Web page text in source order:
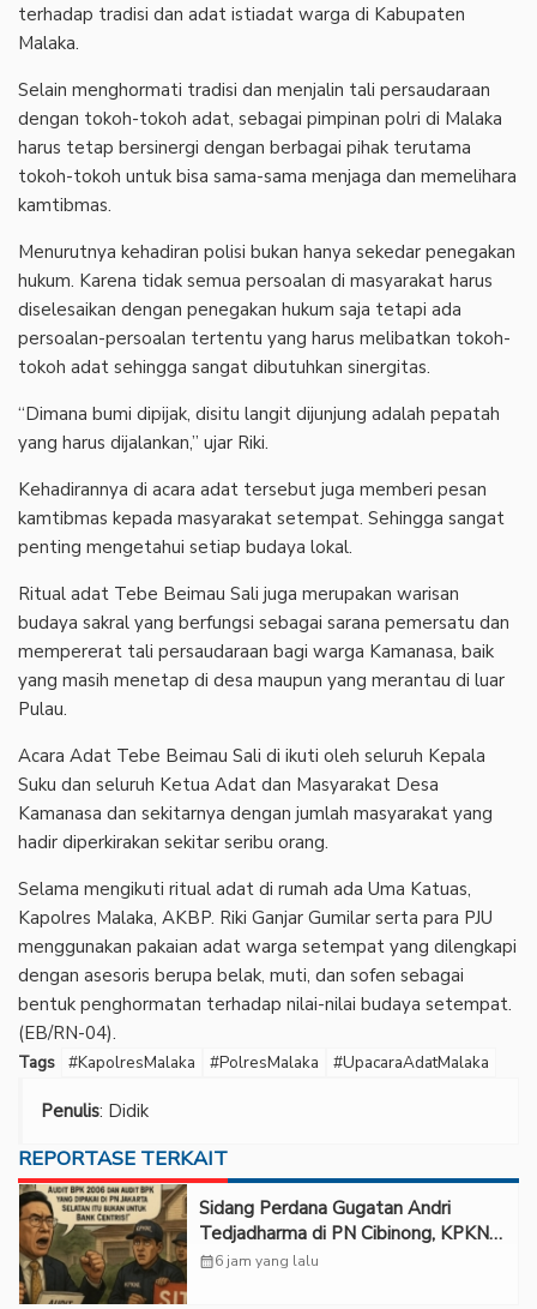
terhadap tradisi dan adat istiadat warga di Kabupaten
Malaka.
Selain menghormati tradisi dan menjalin tali persaudaraan
dengan tokoh-tokoh adat, sebagai pimpinan polri di Malaka
harus tetap bersinergi dengan berbagai pihak terutama
tokoh-tokoh untuk bisa sama-sama menjaga dan memelihara
kamtibmas.
Menurutnya kehadiran polisi bukan hanya sekedar penegakan
hukum. Karena tidak semua persoalan di masyarakat harus
diselesaikan dengan penegakan hukum saja tetapi ada
persoalan-persoalan tertentu yang harus melibatkan tokoh-
tokoh adat sehingga sangat dibutuhkan sinergitas.
“Dimana bumi dipijak, disitu langit dijunjung adalah pepatah
yang harus dijalankan,” ujar Riki.
Kehadirannya di acara adat tersebut juga memberi pesan
kamtibmas kepada masyarakat setempat. Sehingga sangat
penting mengetahui setiap budaya lokal.
Ritual adat Tebe Beimau Sali juga merupakan warisan
budaya sakral yang berfungsi sebagai sarana pemersatu dan
mempererat tali persaudaraan bagi warga Kamanasa, baik
yang masih menetap di desa maupun yang merantau di luar
Pulau.
Acara Adat Tebe Beimau Sali di ikuti oleh seluruh Kepala
Suku dan seluruh Ketua Adat dan Masyarakat Desa
Kamanasa dan sekitarnya dengan jumlah masyarakat yang
hadir diperkirakan sekitar seribu orang.
Selama mengikuti ritual adat di rumah ada Uma Katuas,
Kapolres Malaka, AKBP. Riki Ganjar Gumilar serta para PJU
menggunakan pakaian adat warga setempat yang dilengkapi
dengan asesoris berupa belak, muti, dan sofen sebagai
bentuk penghormatan terhadap nilai-nilai budaya setempat.
(EB/RN-04).
Tags #KapolresMalaka #PolresMalaka #UpacaraAdatMalaka
Penulis: Didik
REPORTASE TERKAIT
Sidang Perdana Gugatan Andri
Tedjadharma di PN Cibinong, KPKNL
dan PUPN Mangkir
calendar_month6 jam yang lalu